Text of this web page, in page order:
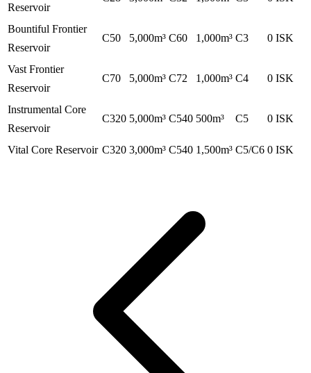
Reservoir
Bountiful Frontier
Reservoir
C50 5,000m³ C60 1,000m³ C3 0 ISK
Vast Frontier
Reservoir
C70 5,000m³ C72 1,000m³ C4 0 ISK
Instrumental Core
Reservoir
C320 5,000m³ C540 500m³ C5 0 ISK
Vital Core Reservoir C320 3,000m³ C540 1,500m³ C5/C6 0 ISK